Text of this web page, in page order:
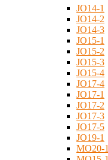
JO14-1
JO14-2
JO14-3
JO15-1
JO15-2
JO15-3
JO15-4
JO17-4
JO17-1
JO17-2
JO17-3
JO17-5
JO19-1
MO20-1